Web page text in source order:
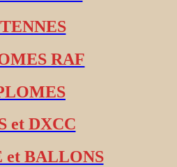
RAF
et DXCC
et BALLONS